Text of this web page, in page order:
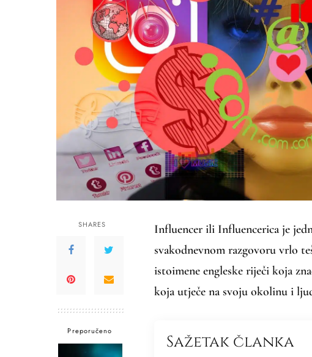
SHARES
Preporučeno
Influencer ili Influencerica je
svakodnevnom razgovoru vrlo
istoimene engleske riječi koja
koja utječe na svoju okolinu i
Sažetak članka